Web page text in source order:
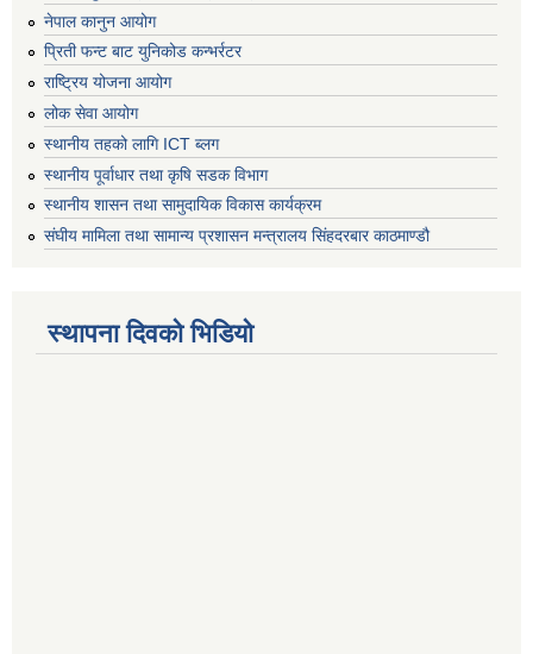
नेपाल कानुन आयोग
प्रिती फन्ट बाट युनिकोड कन्भर्रटर
राष्ट्रिय योजना आयोग
लोक सेवा आयोग
स्थानीय तहको लागि ICT ब्लग
स्थानीय पूर्वाधार तथा कृषि सडक विभाग
स्थानीय शासन तथा सामुदायिक विकास कार्यक्रम
संघीय मामिला तथा सामान्य प्रशासन मन्त्रालय सिंहदरबार काठमाण्डौ
स्थापना दिवको भिडियो